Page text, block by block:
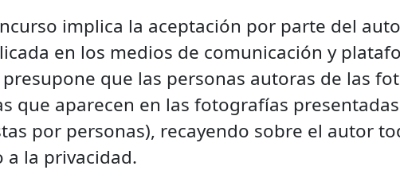
implica la aceptación por parte del
en los medios de comunicación y
presupone que las personas autoras de las
que aparecen en las fotografías
por personas), recayendo sobre el autor
a la privacidad.